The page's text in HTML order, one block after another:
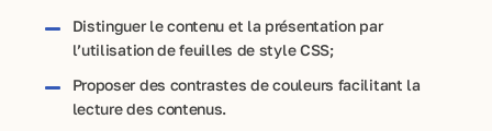
Distinguer le contenu et la présentation par
l’utilisation de feuilles de style CSS;
Proposer des contrastes de couleurs facilitant la
lecture des contenus.